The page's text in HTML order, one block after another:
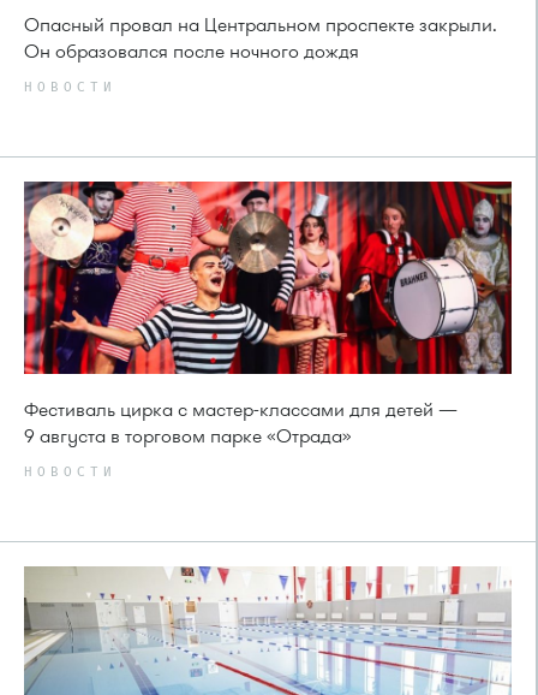
Опасный провал на Центральном проспекте закрыли.
Он образовался после ночного дождя
НОВОСТИ
Фестиваль цирка с мастер-классами для детей —
9 августа в торговом парке «Отрада»
НОВОСТИ